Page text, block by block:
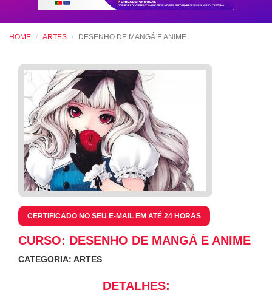
HOME ARTES DESENHO DE MANGÁ E ANIME
CERTIFICADO NO SEU E-MAIL EM ATÉ 24 HORAS
CURSO: DESENHO DE MANGÁ E ANIME
CATEGORIA: ARTES
DETALHES: